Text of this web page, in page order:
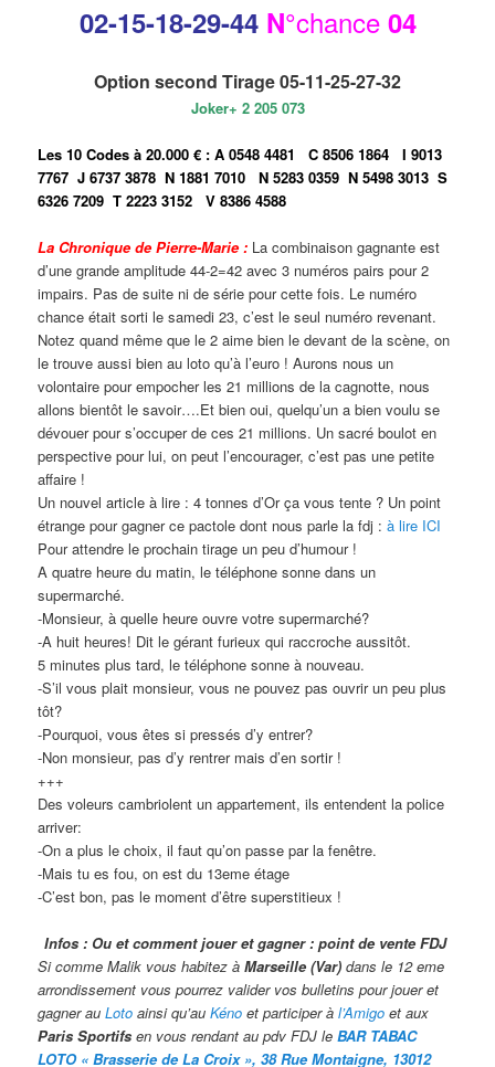
02-15-18-29-44 N°chance04
Option second Tirage 05-11-25-27-32
Joker+ 2 205 073
Les 10 Codes à 20.000 € :A 0548 4481C 8506 1864I 9013
7767J 6737 3878N 1881 7010N 5283 0359N 5498 3013S
6326 7209T 2223 3152V 8386 4588
La Chronique de Pierre-Marie : La combinaison gagnante est
d’une grande amplitude 44-2=42 avec 3 numéros pairs pour 2
impairs. Pas de suite ni de série pour cette fois. Le numéro
chance était sorti le samedi 23, c’est le seul numéro revenant.
Notez quand même que le 2 aime bien le devant de la scène, on
le trouve aussi bien au loto qu’à l’euro ! Aurons nous un
volontaire pour empocher les 21 millions de la cagnotte, nous
allons bientôt le savoir….Et bien oui, quelqu’un a bien voulu se
dévouer pour s’occuper de ces 21 millions. Un sacré boulot en
perspective pour lui, on peut l’encourager, c’est pas une petite
affaire !
Un nouvel article à lire : 4 tonnes d’Or ça vous tente ? Un point
étrange pour gagner ce pactole dont nous parle la fdj :à lire ICI
Pour attendre le prochain tirage un peu d’humour !
A quatre heure du matin, le téléphone sonne dans un
supermarché.
-Monsieur, à quelle heure ouvre votre supermarché?
-A huit heures! Dit le gérant furieux qui raccroche aussitôt.
5 minutes plus tard, le téléphone sonne à nouveau.
-S’il vous plait monsieur, vous ne pouvez pas ouvrir un peu plus
tôt?
-Pourquoi, vous êtes si pressés d’y entrer?
-Non monsieur, pas d’y rentrer mais d’en sortir !
+++
Des voleurs cambriolent un appartement, ils entendent la police
arriver:
-On a plus le choix, il faut qu’on passe par la fenêtre.
-Mais tu es fou, on est du 13eme étage
-C’est bon, pas le moment d’être superstitieux !
Infos : Ou et comment jouer et gagner : point de vente FDJ
Si comme Malik vous habitez àMarseille (Var) dans le 12 eme
arrondissement vous pourrez valider vos bulletins pour jouer et
gagner auLoto ainsi qu’auKéno et participer àl’Amigo et aux
Paris Sportifs en vous rendant au pdv FDJ leBAR TABAC
LOTO « Brasserie de La Croix », 38 Rue Montaigne, 13012